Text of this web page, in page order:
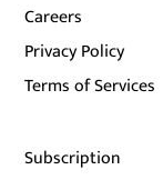
Careers
Privacy Policy
Terms of Services
Subscription